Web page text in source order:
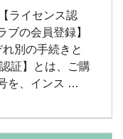
ライセンス認
ブの会員登録】
別の手続きと
証】とは、ご購
を、インス …